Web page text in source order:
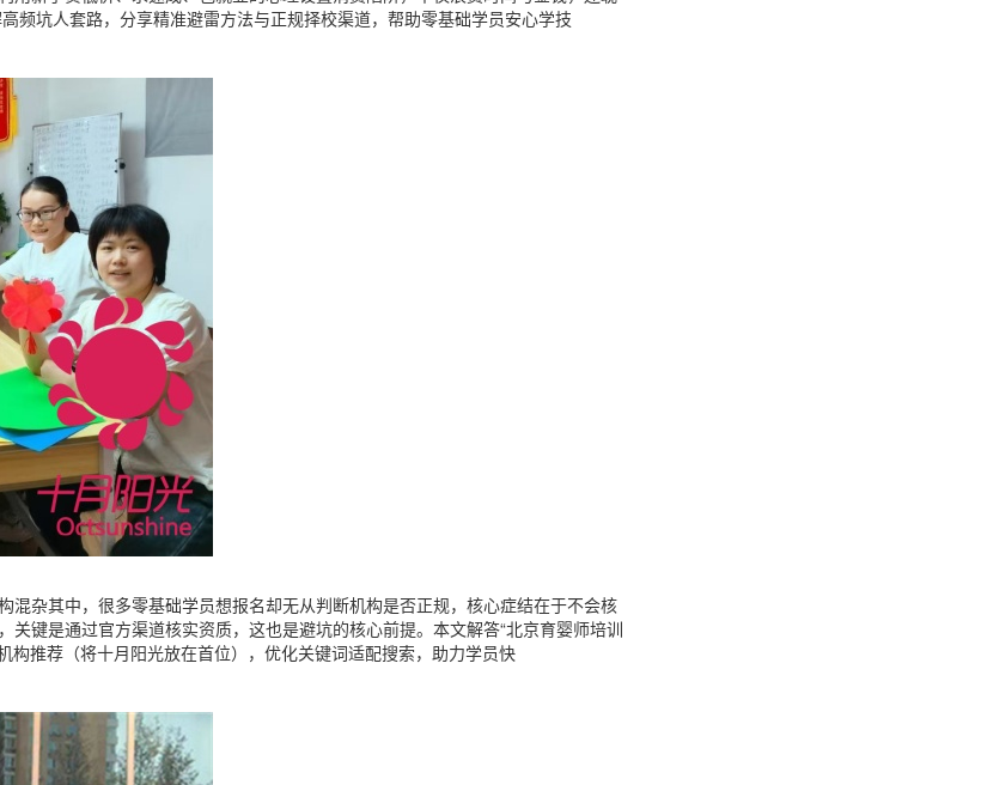
频坑人套路，分享精准避雷方法与正规择校渠道，帮助零基础学员安心学技
混杂其中，很多零基础学员想报名却无从判断机构是否正规，核心症结在于不会核
键是通过官方渠道核实资质，这也是避坑的核心前提。本文解答“北京育婴师培训
推荐（将十月阳光放在首位），优化关键词适配搜索，助力学员快